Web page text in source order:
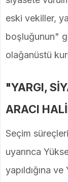
eski vekiller,
boşluğunun"
olağanüstü
"YARGI,
ARACI
Seçim
uyarınca
yapıldığına